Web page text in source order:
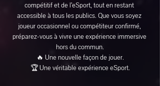
compétitif et de l’eSport, tout en restant
accessible à tous les publics. Que vous soyez
joueur occasionnel ou compétiteur confirmé,
préparez-vous à vivre une expérience immersive
hors du commun.
🔥 Une nouvelle façon de jouer.
🏆 Une véritable expérience eSport.